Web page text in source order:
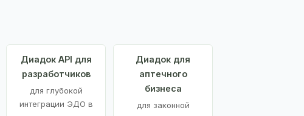
Диадок API для
разработчиков
для глубокой
интеграции ЭДО в
Диадок для
аптечного
бизнеса
для законной